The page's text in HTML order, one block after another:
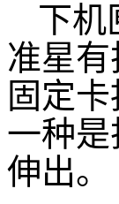
下机
准星
固定
一种
伸出。